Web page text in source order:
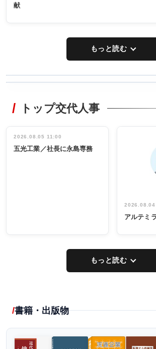
献
もっと読む
非鉄業界で
インタビュ
ー／社内ア
タックトレー
祝う 業界関
係者ら220人
出席
トップ交代人事
2026.08.05 11:00
五光工業／社長に永島専務
アルテミ
もっと読む
書籍・出版物